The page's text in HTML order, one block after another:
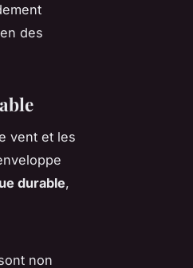
des
vent et les
durable,
non